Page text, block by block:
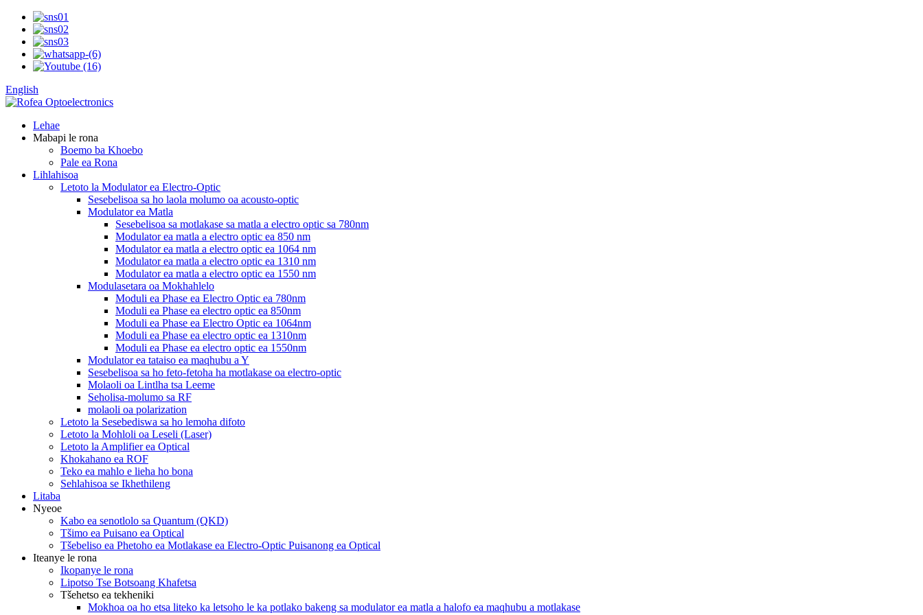
English
Lehae
Mabapi le rona
Boemo ba Khoebo
Pale ea Rona
Lihlahisoa
Letoto la Modulator ea Electro-Optic
Sesebelisoa sa ho laola molumo oa acousto-optic
Modulator ea Matla
Sesebelisoa sa motlakase sa matla a electro optic sa 780nm
Modulator ea matla a electro optic ea 850 nm
Modulator ea matla a electro optic ea 1064 nm
Modulator ea matla a electro optic ea 1310 nm
Modulator ea matla a electro optic ea 1550 nm
Modulasetara oa Mokhahlelo
Moduli ea Phase ea Electro Optic ea 780nm
Moduli ea Phase ea electro optic ea 850nm
Moduli ea Phase ea Electro Optic ea 1064nm
Moduli ea Phase ea electro optic ea 1310nm
Moduli ea Phase ea electro optic ea 1550nm
Modulator ea tataiso ea maqhubu a Y
Sesebelisoa sa ho feto-fetoha ha motlakase oa electro-optic
Molaoli oa Lintlha tsa Leeme
Seholisa-molumo sa RF
molaoli oa polarization
Letoto la Sesebediswa sa ho lemoha difoto
Letoto la Mohloli oa Leseli (Laser)
Letoto la Amplifier ea Optical
Khokahano ea ROF
Teko ea mahlo e lieha ho bona
Sehlahisoa se Ikhethileng
Litaba
Nyeoe
Kabo ea senotlolo sa Quantum (QKD)
Tšimo ea Puisano ea Optical
Tšebeliso ea Phetoho ea Motlakase ea Electro-Optic Puisanong ea Optical
Iteanye le rona
Ikopanye le rona
Lipotso Tse Botsoang Khafetsa
Tšehetso ea tekheniki
Mokhoa oa ho etsa liteko ka letsoho le ka potlako bakeng sa modulator ea matla a halofo ea maqhubu a motlakase